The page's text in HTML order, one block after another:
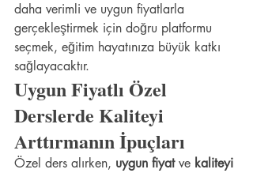
daha verimli ve uygun fiyatlarla
gerçekleştirmek için doğru platformu
seçmek, eğitim hayatınıza büyük katkı
sağlayacaktır.
Uygun Fiyatlı Özel
Derslerde Kaliteyi
Arttırmanın İpuçları
Özel ders alırken, uygun fiyat ve kaliteyi